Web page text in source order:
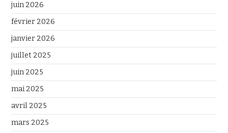
juin 2026
février 2026
janvier 2026
juillet 2025
juin 2025
mai 2025
avril 2025
mars 2025